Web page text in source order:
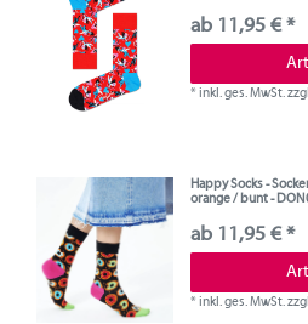
ab 11,95 € *
*inkl. ges. MwSt.
Happy Socks -
orange / bunt -
ab 11,95 € *
*inkl. ges. MwSt.